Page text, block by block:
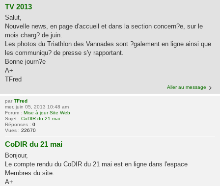
TV 2013
Salut,
Nouvelle news, en page d'accueil et dans la section concern?e, sur le
mois charg? de juin.
Les photos du Triathlon des Vannades sont ?galement en ligne ainsi que
les communiqu? de presse s'y rapportant.
Bonne journ?e
A+
TFred
Aller au message
par TFred
mer. juin 05, 2013 10:48 am
Forum : Mise à jour Site Web
Sujet : CoDIR du 21 mai
Réponses : 0
Vues : 22670
CoDIR du 21 mai
Bonjour,
Le compte rendu du CoDIR du 21 mai est en ligne dans l'espace
Membres du site.
A+